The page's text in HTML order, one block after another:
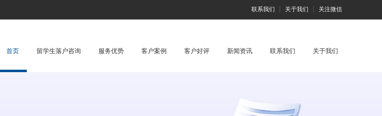
联系我们 关于我们 关注微信
首页 留学生落户咨询 服务优势 客户案例 客户好评 新闻资讯 联系我们 关于我们